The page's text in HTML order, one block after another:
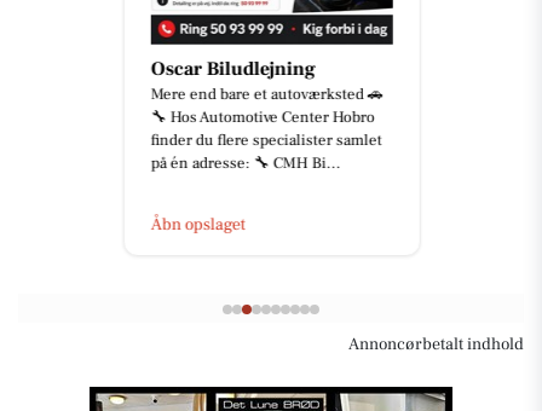
Oscar Biludlejning
Mere end bare et autoværksted 🚗
🔧 Hos Automotive Center Hobro
finder du flere specialister samlet
på én adresse: 🔧 CMH Bi...
Åbn opslaget
Annoncørbetalt indhold